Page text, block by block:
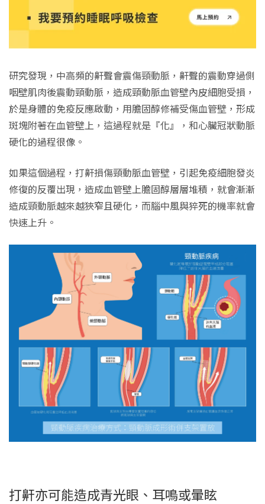
研究發現，中高頻的鼾聲會震傷頸動脈，鼾聲的震動穿過側
咽壁肌肉後震動頸動脈，造成頸動脈血管壁內皮細胞受損，
於是身體的免疫反應啟動，用膽固醇修補受傷血管壁，形成
斑塊附著在血管壁上，這過程就是『化』，和心臟冠狀動脈
硬化的過程很像。
如果這個過程，打鼾損傷頸動脈血管壁，引起免疫細胞發炎
修復的反覆出現，造成血管壁上膽固醇層層堆積，就會漸漸
造成頸動脈越來越狹窄且硬化，而腦中風與猝死的機率就會
快速上升。
打鼾亦可能造成青光眼、耳鳴或暈眩